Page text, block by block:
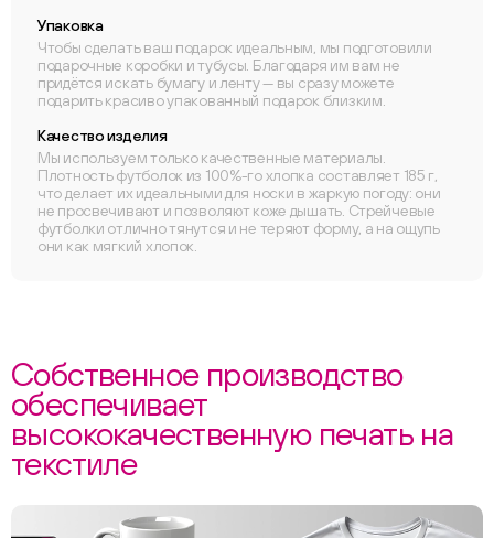
Упаковка
Чтобы сделать ваш подарок идеальным, мы подготовили
подарочные коробки и тубусы. Благодаря им вам не
придётся искать бумагу и ленту — вы сразу можете
подарить красиво упакованный подарок близким.
Качество изделия
Мы используем только качественные материалы.
Плотность футболок из 100%-го хлопка составляет 185 г,
что делает их идеальными для носки в жаркую погоду: они
не просвечивают и позволяют коже дышать. Стрейчевые
футболки отлично тянутся и не теряют форму, а на ощупь
они как мягкий хлопок.
Собственное производство
обеспечивает
высококачественную печать на
текстиле